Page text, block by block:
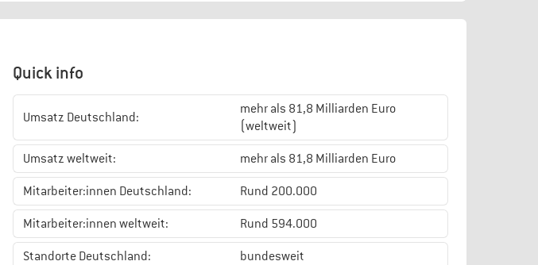
Quick info
Umsatz Deutschland:
mehr als 81,8 Milliarden Euro
(weltweit)
Umsatz weltweit: mehr als 81,8 Milliarden Euro
Mitarbeiter:innen Deutschland: Rund 200.000
Mitarbeiter:innen weltweit: Rund 594.000
Standorte Deutschland: bundesweit